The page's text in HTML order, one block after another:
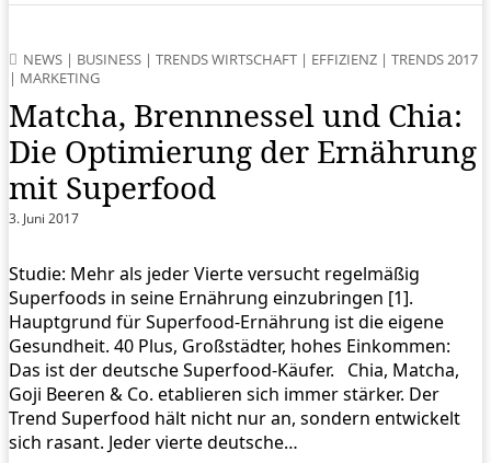
NEWS | BUSINESS | TRENDS WIRTSCHAFT | EFFIZIENZ | TRENDS 2017
| MARKETING
Matcha, Brennnessel und Chia:
Die Optimierung der Ernährung
mit Superfood
3. Juni 2017
Studie: Mehr als jeder Vierte versucht regelmäßig
Superfoods in seine Ernährung einzubringen [1].
Hauptgrund für Superfood-Ernährung ist die eigene
Gesundheit. 40 Plus, Großstädter, hohes Einkommen:
Das ist der deutsche Superfood-Käufer. Chia, Matcha,
Goji Beeren & Co. etablieren sich immer stärker. Der
Trend Superfood hält nicht nur an, sondern entwickelt
sich rasant. Jeder vierte deutsche…